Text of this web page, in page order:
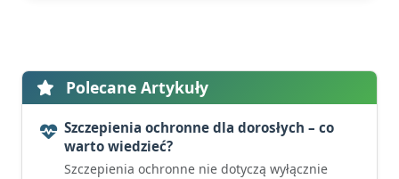
Polecane Artykuły
Szczepienia ochronne dla dorosłych – co
warto wiedzieć?
Szczepienia ochronne nie dotyczą wyłącznie